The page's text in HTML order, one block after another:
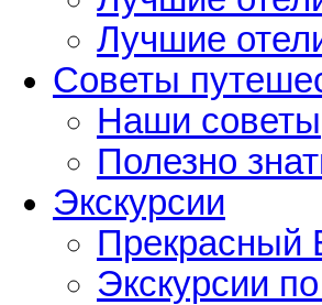
Лучшие
Советы
Наши советы
Полезно
Экскурсии
Прекрасный
Экскурсии